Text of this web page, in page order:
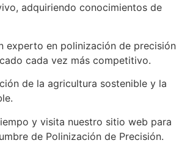
adquiriendo conocimientos de
experto en polinización de precisión
cada vez más competitivo.
de la agricultura sostenible y la
y visita nuestro sitio web para
de Polinización de Precisión.